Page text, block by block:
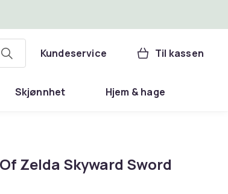
Kundeservice Til kassen
Skjønnhet Hjem & hage
Zelda Skyward Sword